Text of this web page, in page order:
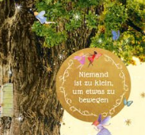
de Goor,Giulia Tomai
20.09.2023
32 Seiten
ISBN: 978-3-79137552-
6